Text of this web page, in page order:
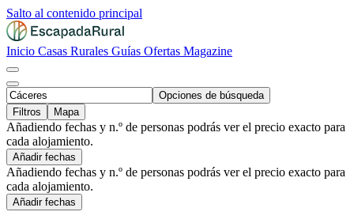
Salto al contenido principal
Inicio Casas Rurales Guías Ofertas Magazine
Opciones de búsqueda
Filtros
Mapa
Añadiendo fechas y n.º de personas podrás ver el precio exacto para
cada alojamiento.
Añadir fechas
Añadiendo fechas y n.º de personas podrás ver el precio exacto para
cada alojamiento.
Añadir fechas